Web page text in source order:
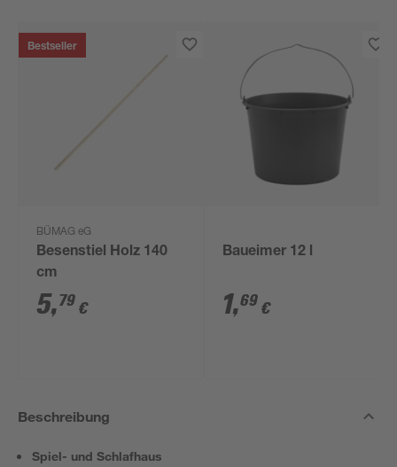
Bestseller
BÜMAG eG
Besenstiel Holz 140
cm
5,79 €
Baueimer 12 l
1,69 €
Beschreibung
Spiel- und Schlafhaus